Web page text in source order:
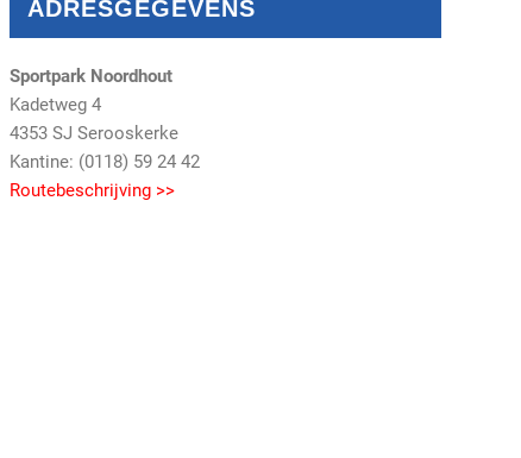
ADRESGEGEVENS
Sportpark Noordhout
Kadetweg 4
4353 SJ Serooskerke
Kantine: (0118) 59 24 42
Routebeschrijving >>